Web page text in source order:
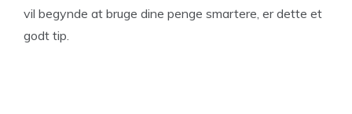
vil begynde at bruge dine penge smartere, er dette et
godt tip.